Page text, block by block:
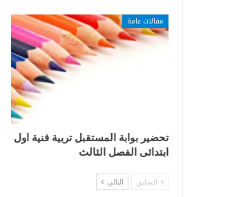
مقالات عامة
تحضير بوابة المستقبل تربية فنية اول
ابتدائى الفصل الثالث
السابق التالي